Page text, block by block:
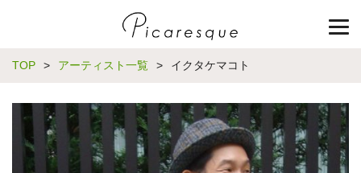
TOP > アーティスト一覧 > イクタケマコト